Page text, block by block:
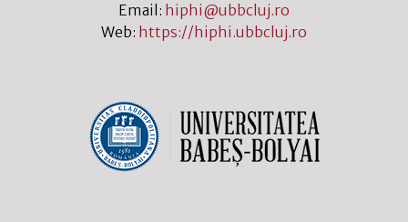
Email: hiphi@ubbcluj.ro
Web: https://hiphi.ubbcluj.ro